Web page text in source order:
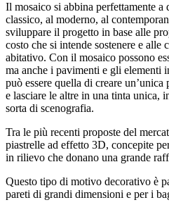
Il mosaico si abbina perfettamente a
classico, al moderno, al
sviluppare il progetto in base alle
costo che si intende sostenere e alle
abitativo. Con il mosaico possono
ma anche i pavimenti e gli elementi
può essere quella di creare
e lasciare le altre in una tinta unica,
sorta di scenografia.
Tra le più recenti proposte del
piastrelle ad effetto 3D, concepite
in rilievo che donano una grande
Questo tipo di motivo decorativo è
pareti di grandi dimensioni e per i